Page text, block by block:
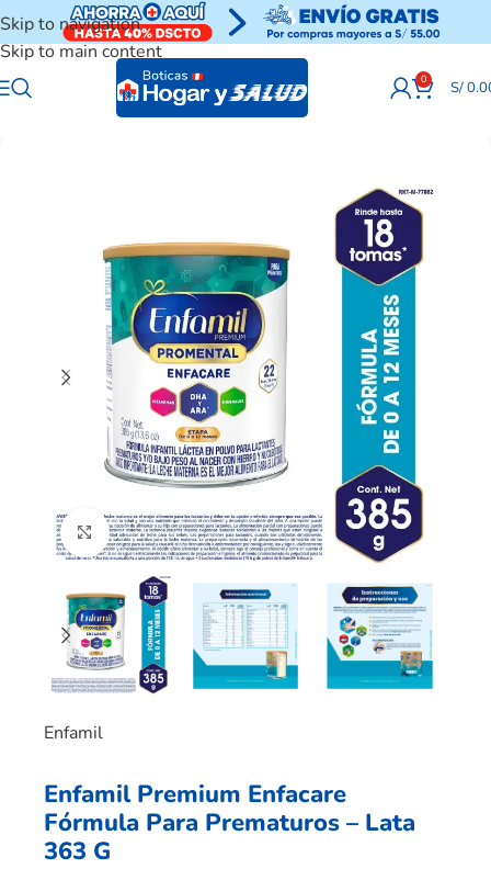
Skip to navigation
Skip to main content
0 S/
Clic para ampliar
Enfamil
Enfamil Premium Enfacare
Fórmula Para Prematuros – Lata
363 G